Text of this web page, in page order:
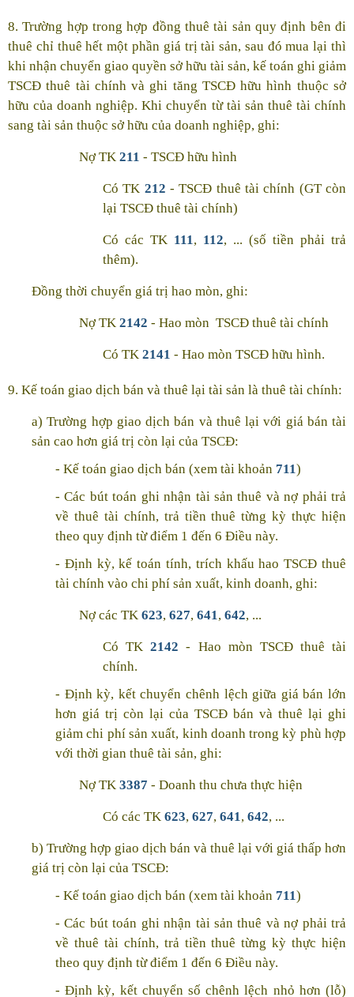
8. Trường hợp trong hợp đồng thuê tài sản quy định bên đi
thuê chỉ thuê hết một phần giá trị tài sản, sau đó mua lại thì
khi nhận chuyển giao quyền sở hữu tài sản, kế toán ghi giảm
TSCĐ thuê tài chính và ghi tăng TSCĐ hữu hình thuộc sở
hữu của doanh nghiệp. Khi chuyển từ tài sản thuê tài chính
sang tài sản thuộc sở hữu của doanh nghiệp, ghi:
Nợ TK 211 - TSCĐ hữu hình
Có TK 212 - TSCĐ thuê tài chính (GT còn
lại TSCĐ thuê tài chính)
Có các TK 111, 112, ... (số tiền phải trả
thêm).
Đồng thời chuyển giá trị hao mòn, ghi:
Nợ TK 2142 - Hao mòn TSCĐ thuê tài chính
Có TK 2141 - Hao mòn TSCĐ hữu hình.
9. Kế toán giao dịch bán và thuê lại tài sản là thuê tài chính:
a) Trường hợp giao dịch bán và thuê lại với giá bán tài
sản cao hơn giá trị còn lại của TSCĐ:
- Kế toán giao dịch bán (xem tài khoản 711)
- Các bút toán ghi nhận tài sản thuê và nợ phải trả
về thuê tài chính, trả tiền thuê từng kỳ thực hiện
theo quy định từ điểm 1 đến 6 Điều này.
- Định kỳ, kế toán tính, trích khấu hao TSCĐ thuê
tài chính vào chi phí sản xuất, kinh doanh, ghi:
Nợ các TK 623, 627, 641, 642, ...
Có TK2142 - Hao mòn TSCĐ thuê tài
chính.
- Định kỳ, kết chuyển chênh lệch giữa giá bán lớn
hơn giá trị còn lại của TSCĐ bán và thuê lại ghi
giảm chi phí sản xuất, kinh doanh trong kỳ phù hợp
với thời gian thuê tài sản, ghi:
Nợ TK 3387 - Doanh thu chưa thực hiện
Có các TK 623, 627, 641, 642, ...
b) Trường hợp giao dịch bán và thuê lại với giá thấp hơn
giá trị còn lại của TSCĐ:
- Kế toán giao dịch bán (xem tài khoản 711)
- Các bút toán ghi nhận tài sản thuê và nợ phải trả
về thuê tài chính, trả tiền thuê từng kỳ thực hiện
theo quy định từ điểm 1 đến 6 Điều này.
- Định kỳ, kết chuyển số chênh lệch nhỏ hơn (lỗ)